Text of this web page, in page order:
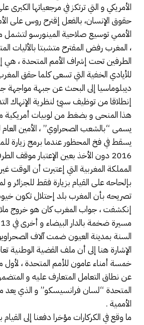
الأمريكي و التي ترتكز في مرجعياتها
حقوق الإنسان، بالفعل إقترح روس على
الأممي توسيع صلاحية المينورسو لتشمل
، المغرب رفض المقترح متشبتا بالأليات
الطرفين تحت إشراف الأمم المتحدة ،
للأيادي الخفية التي تسعى كلما حقق
ديبلوماسيا إلى البحث عن جبهة مواجهة
إنطلاقا من توظيف سيئ لنظرية الإنهاك
هذا المنحى و بضغط من لوبيات أمريكية
يسمى “بالشعب الصحراوي” ، الأمين العام
يسقط في فخ المحظور عندما برمج زيارة
2016 دون الأخذ بعين الإعتبار موقف
المملكة المغربية التي إعتبرت أن الوقت
بإلحاحه على القيام بزيارة فقط للجزائر
تصريحه بأن المغرب بلد إحتلال تكون
إنكشفت ، جواب المغرب كان هو خروج
السنة بمدينة العيون ضمت آلاف
الإشارة هنا إلى أن ملف القضية الوطنية
خمسة أمناء عامون للأمم المتحدة ، لأول
عن نطاق التعامل المتعارف عليه و
المتحدة “لسان فرانسيسكو” و الذي يعد
الأممية .
ما وقع في الكركارات مؤخرا دفعنا إلى